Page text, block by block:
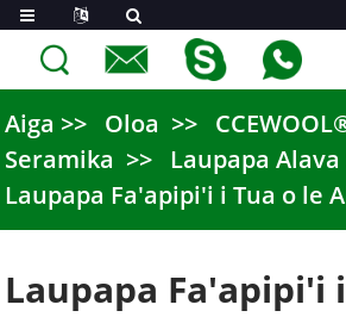
Aiga Oloa
Seramika
Laupapa
Laupapa Fa'apipi'i i Tua o le
Laupapa Fa'apipi'i